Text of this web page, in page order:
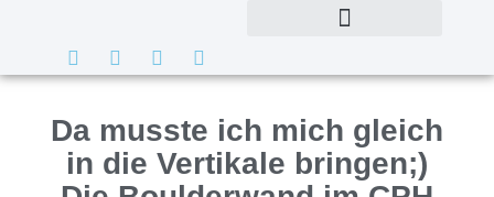
Da musste ich mich gleich
in die Vertikale bringen;)